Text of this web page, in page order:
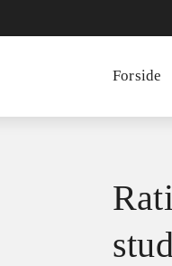
Forside